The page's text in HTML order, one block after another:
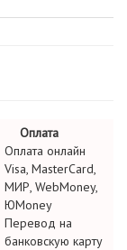
Оплата
Оплата онлайн
Visa, MasterCard,
МИР, WebMoney,
ЮMoney
Перевод на
банковскую карту